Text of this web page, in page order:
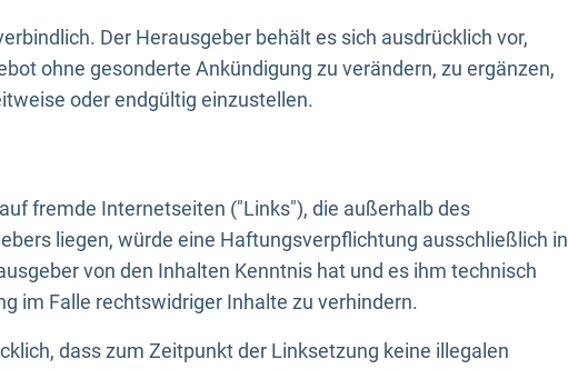
Der Herausgeber behält es sich ausdrücklich vor,
ohne gesonderte Ankündigung zu verändern, zu ergänzen,
oder endgültig einzustellen.
fremde Internetseiten ("Links"), die außerhalb des
liegen, würde eine Haftungsverpflichtung ausschließlich in
von den Inhalten Kenntnis hat und es ihm technisch
im Falle rechtswidriger Inhalte zu verhindern.
dass zum Zeitpunkt der Linksetzung keine illegalen